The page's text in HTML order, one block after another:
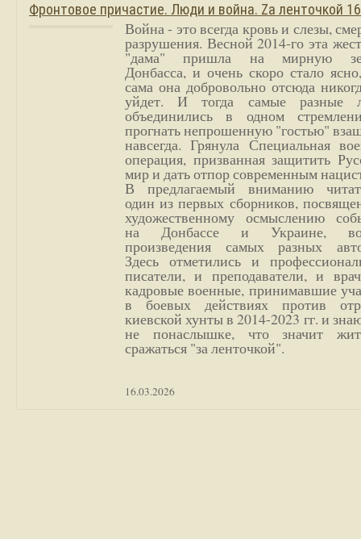
Фронтовое причастие. Люди и война. Zа ленточкой
Война - это всегда кровь и слезы,
разрушения. Весной 2014-го эта
"дама" пришла на мирную
Донбасса, и очень скоро стало
сама она добровольно отсюда
уйдет. И тогда самые разные
объединились в одном
прогнать непрошенную "гостью"
навсегда. Грянула Специальная
операция, призванная защитить
мир и дать отпор современным
В предлагаемый вниманию
один из первых сборников,
художественному осмыслению
на Донбассе и Украине,
произведения самых разных
Здесь отметились и
писатели, и преподаватели, и
кадровые военные, принимавшие
в боевых действиях против
киевской хунты в 2014-2023 гг. и
не понаслышке, что значит
сражаться "за ленточкой".
16.03.2026